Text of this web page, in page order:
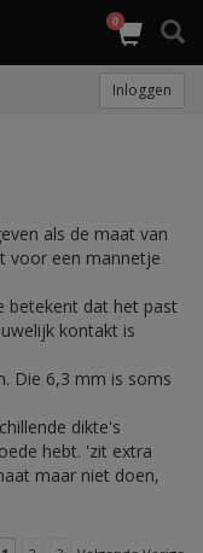
0
Inloggen
als de maat van
voor een mannetje
betekent dat het past
kontakt is
Die 6,3 mm is soms
dikte's
hebt. 'zit extra
maar niet doen,